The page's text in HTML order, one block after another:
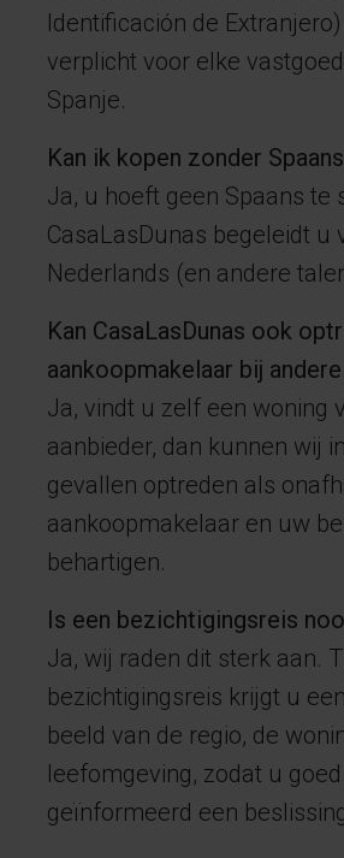
Identificación de
verplicht voor elke
Spanje.
Kan ik kopen zonder
Ja, u hoeft geen Spaans te
CasaLasDunas begeleidt u
Nederlands (en andere
Kan CasaLasDunas ook
aankoopmakelaar bij
Ja, vindt u zelf een woning
aanbieder, dan kunnen wij
gevallen optreden als
aankoopmakelaar en uw
behartigen.
Is een bezichtigingsreis
Ja, wij raden dit sterk aan.
bezichtigingsreis krijgt u
beeld van de regio, de
leefomgeving, zodat u goed
geïnformeerd een